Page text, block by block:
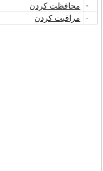
محافظت کردن
-
مراقبت کردن -